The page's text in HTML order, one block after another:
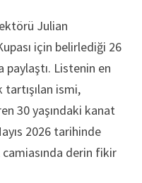
Julian
için belirlediği 26
Listenin en
ismi,
30 yaşındaki kanat
2026 tarihinde
derin fikir